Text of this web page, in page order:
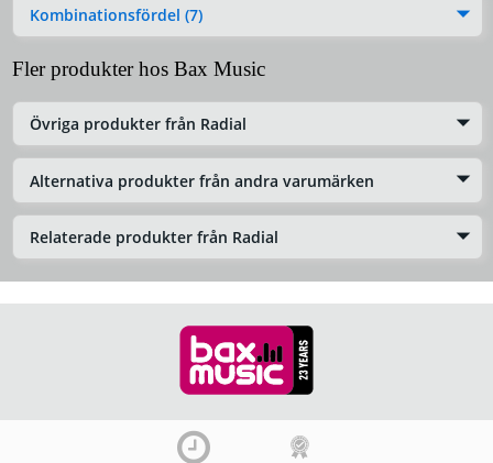
Kombinationsfördel (7)
Fler produkter hos Bax Music
Övriga produkter från Radial
Alternativa produkter från andra varumärken
Relaterade produkter från Radial